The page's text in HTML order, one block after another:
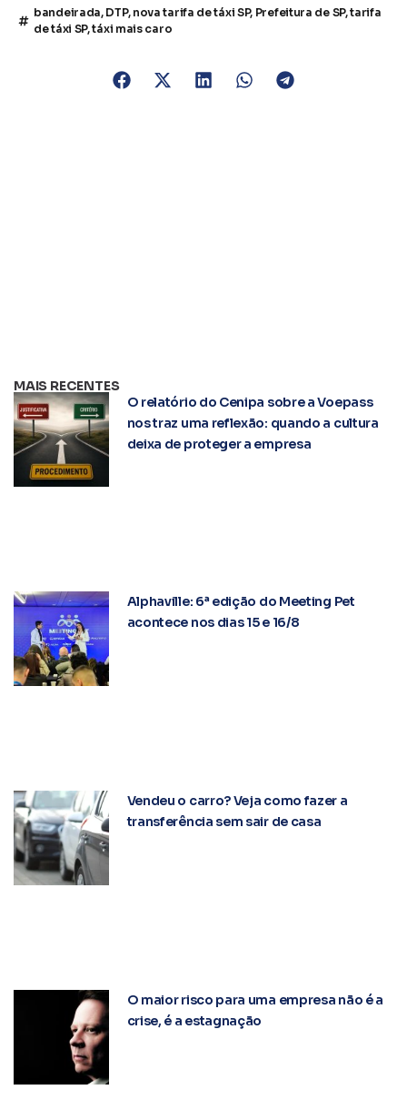
bandeirada, DTP, nova tarifa de táxi SP, Prefeitura de SP,tarifa
de táxi SP,táxi mais caro
MAIS RECENTES
O relatório do Cenipa sobre a Voepass
nos traz uma reflexão: quando a cultura
deixa de proteger a empresa
Alphaville: 6ª edição do Meeting Pet
acontece nos dias 15 e 16/8
Vendeu o carro? Veja como fazer a
transferência sem sair de casa
O maior risco para uma empresa não é a
crise, é a estagnação